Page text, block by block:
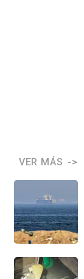
VER MÁS